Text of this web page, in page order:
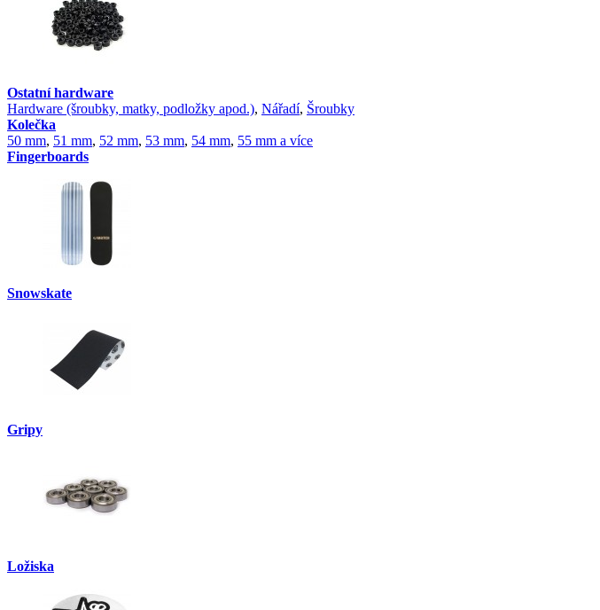
Ostatní hardware
Hardware (šroubky, matky, podložky apod.), Nářadí, Šroubky
Kolečka
50 mm, 51 mm, 52 mm, 53 mm, 54 mm, 55 mm a více
Fingerboards
Snowskate
Gripy
Ložiska